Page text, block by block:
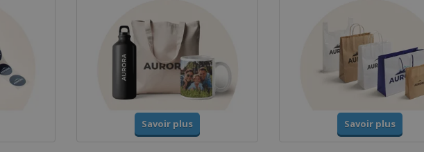
Savoir plus Savoir plus